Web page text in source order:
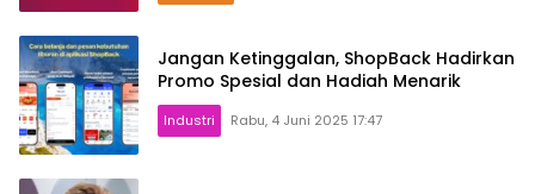
Jangan Ketinggalan, ShopBack Hadirkan
Promo Spesial dan Hadiah Menarik
Industri Rabu, 4 Juni 2025 17:47